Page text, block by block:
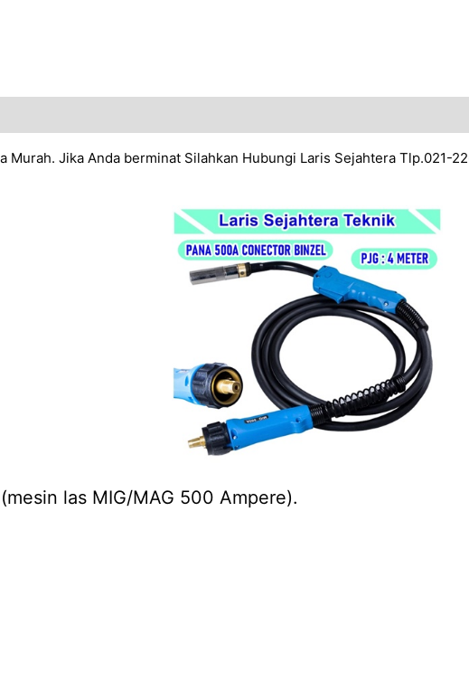
Murah. Jika Anda berminat Silahkan Hubungi Laris Sejahtera Tlp.021-
las MIG/MAG 500 Ampere).